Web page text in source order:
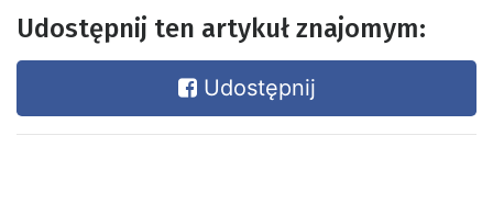
Udostępnij ten artykuł znajomym:
Udostępnij